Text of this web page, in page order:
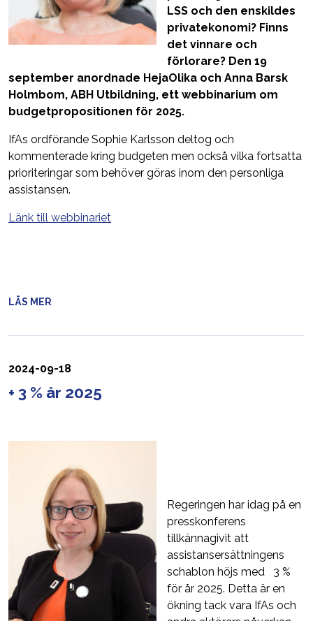
LSS och den enskildes
privatekonomi? Finns
det vinnare och
förlorare? Den 19
september anordnade HejaOlika och Anna Barsk
Holmbom, ABH Utbildning, ett webbinarium om
budgetpropositionen för 2025.
IfAs ordförande Sophie Karlsson deltog och
kommenterade kring budgeten men också vilka fortsatta
prioriteringar som behöver göras inom den personliga
assistansen.
Länk till webbinariet
LÄS MER
2024-09-18
+ 3 % år 2025
Regeringen har idag på en
presskonferens
tillkännagivit att
assistansersättningens
schablon höjs med 3 %
för år 2025. Detta är en
ökning tack vara IfAs och